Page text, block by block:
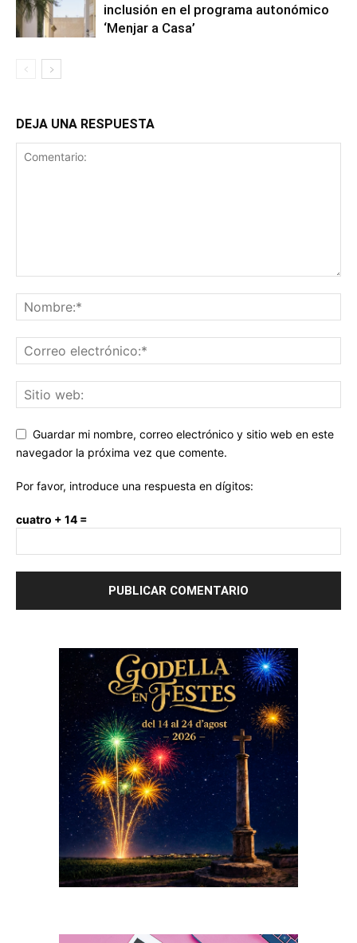
inclusión en el programa autonómico
‘Menjar a Casa’
DEJA UNA RESPUESTA
Guardar mi nombre, correo electrónico y sitio web en este
navegador la próxima vez que comente.
Por favor, introduce una respuesta en dígitos:
cuatro + 14 =